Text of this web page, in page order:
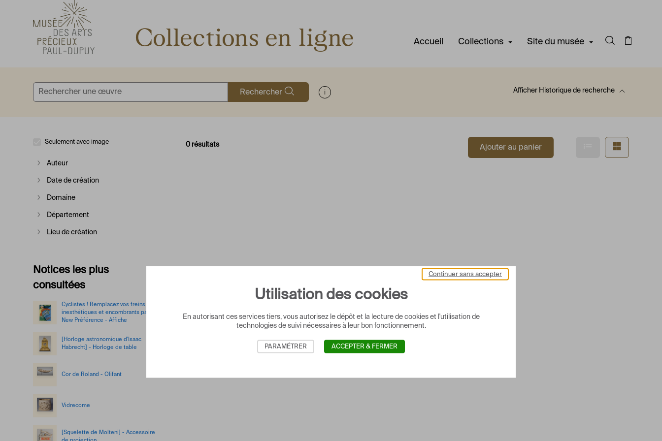
Accèder directement au contenu
Accèder directement au contenu
Collections en ligne Accueil Collections Site du musée
Rechercher
Panier
Rechercher Afficher les informations d'aide à la recherche AfficherHistorique de recherche
Seulement avec image
Afficher plus
Auteur
Afficher plus
Date de création
Afficher plus
Domaine
Afficher plus
Département
Afficher plus
Lieu de création
Notices les plus
consultées
Cyclistes ! Remplacez vos freins
inesthétiques et encombrants par le
New Préférence - Affiche
[Horloge astronomique d'Isaac
Habrecht] - Horloge de table
Cor de Roland - Olifant
Vidrecome
[Squelette de Molteni] - Accessoire
0 résultats Ajouter au panier Afficher en mode
Utilisation des cookies
En autorisant ces services tiers, vous autorisez le dépôt et la lecture de cookies et l'utilisation de
technologies de suivi nécessaires à leur bon fonctionnement.
Continuer sans accepter
PARAMÉTRER ACCEPTER & FERMER